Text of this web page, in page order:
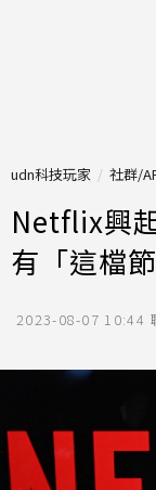
udn科技玩家 社群/
Netflix興
有「這檔
2023-08-07 10:44